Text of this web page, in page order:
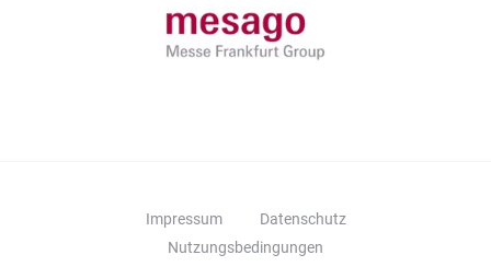
Impressum
Datenschutz
Nutzungsbedingungen